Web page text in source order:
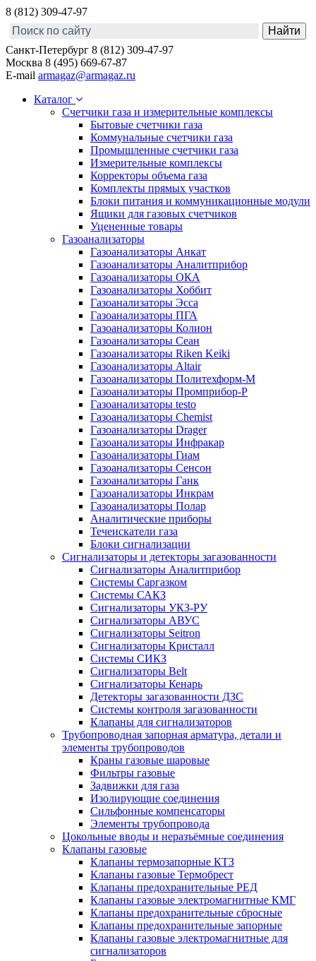
8 (812) 309-47-97
Санкт-Петербург 8 (812) 309-47-97
Москва 8 (495) 669-67-87
E-mail armagaz@armagaz.ru
Каталог
Счетчики газа и измерительные комплексы
Бытовые счетчики газа
Коммунальные счетчики газа
Промышленные счетчики газа
Измерительные комплексы
Корректоры объема газа
Комплекты прямых участков
Блоки питания и коммуникационные модули
Ящики для газовых счетчиков
Уцененные товары
Газоанализаторы
Газоанализаторы Анкат
Газоанализаторы Аналитприбор
Газоанализаторы ОКА
Газоанализаторы Хоббит
Газоанализаторы Эсса
Газоанализаторы ПГА
Газоанализаторы Колион
Газоанализаторы Сеан
Газоанализаторы Riken Keiki
Газоанализаторы Altair
Газоанализаторы Политехформ-М
Газоанализаторы Промприбор-Р
Газоанализаторы testo
Газоанализаторы Chemist
Газоанализаторы Drager
Газоанализаторы Инфракар
Газоанализаторы Гиам
Газоанализаторы Сенсон
Газоанализаторы Ганк
Газоанализаторы Инкрам
Газоанализаторы Полар
Аналитические приборы
Течеискатели газа
Блоки сигнализации
Сигнализаторы и детекторы загазованности
Сигнализаторы Аналитприбор
Системы Саргазком
Системы САКЗ
Сигнализаторы УКЗ-РУ
Сигнализаторы АВУС
Сигнализаторы Seitron
Сигнализаторы Кристалл
Системы СИКЗ
Сигнализаторы Belt
Сигнализаторы Кенарь
Детекторы загазованности ДЗС
Системы контроля загазованности
Клапаны для сигнализаторов
Трубопроводная запорная арматура, детали и
элементы трубопроводов
Краны газовые шаровые
Фильтры газовые
Задвижки для газа
Изолирующие соединения
Сильфонные компенсаторы
Элементы трубопровода
Цокольные вводы и неразъёмные соединения
Клапаны газовые
Клапаны термозапорные КТЗ
Клапаны газовые Термобрест
Клапаны предохранительные РЕД
Клапаны газовые электромагнитные КМГ
Клапаны предохранительные сбросные
Клапаны предохранительные запорные
Клапаны газовые электромагнитные для
сигнализаторов